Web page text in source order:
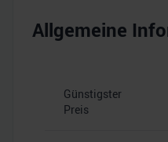
Allgemeine
Günstigster
Preis